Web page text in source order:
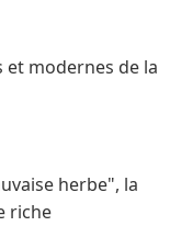
modernes de la
herbe", la
riche